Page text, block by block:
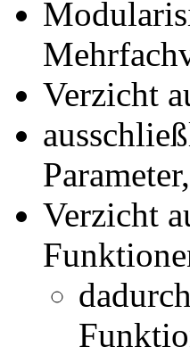
Verzicht
Parameter,
Verzicht